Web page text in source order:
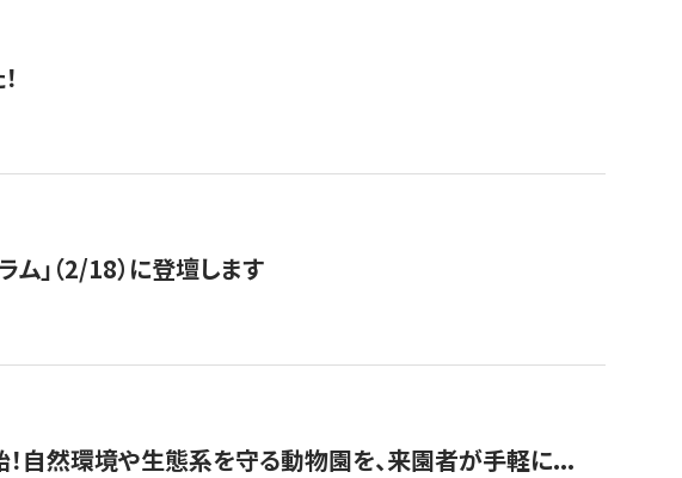
」（2/18）に登壇します
自然環境や生態系を守る動物園を、来園者が手軽に...